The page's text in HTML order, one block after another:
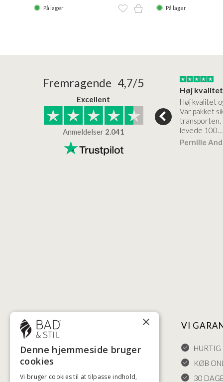
På lager På lager
Fremragende 4,7/5
Excellent
Anmeldelser 2.041
24/01/2026
Superflot bademøbel og rigtig lynhurtig…
22/01/2026
Kanon god service
Kanon god service. Varerne
bliver leveret hurtigt, og det
er virkelig kvalitet.
Lise
Høj kvalitet
Var pakket
levede 100…
Pernille
NYTTIGE LINKS
HANDELSBETINGELSER
LEVERING OG RETURET
FORTRYDELSESRET
VI
HURTIG
KØB
30
×
Denne hjemmeside bruger
cookies
Vi bruger cookies til at tilpasse indhold,